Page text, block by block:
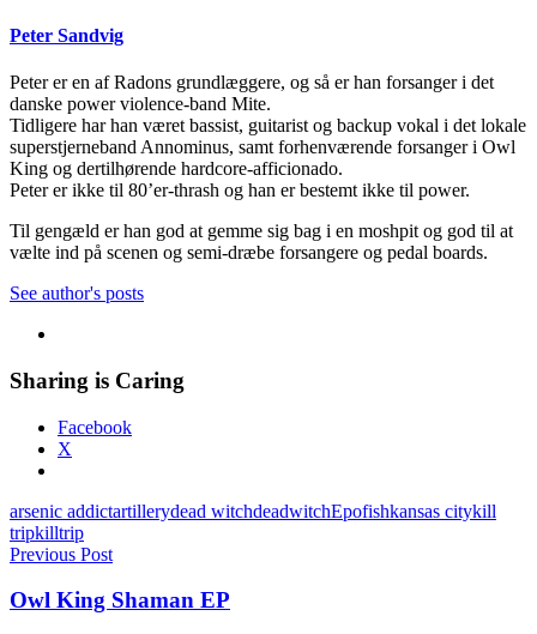
Peter Sandvig
Peter er en af Radons grundlæggere, og så er han forsanger i det
danske power violence-band Mite.
Tidligere har han været bassist, guitarist og backup vokal i det lokale
superstjerneband Annominus, samt forhenværende forsanger i Owl
King og dertilhørende hardcore-afficionado.
Peter er ikke til 80’er-thrash og han er bestemt ikke til power.
Til gengæld er han god at gemme sig bag i en moshpit og god til at
vælte ind på scenen og semi-dræbe forsangere og pedal boards.
See author's posts
Sharing is Caring
Facebook
X
arsenic addictartillerydead witchdeadwitchEpofishkansas citykill
tripkilltrip
Indlægsnavigation
Previous Post
Owl King Shaman EP